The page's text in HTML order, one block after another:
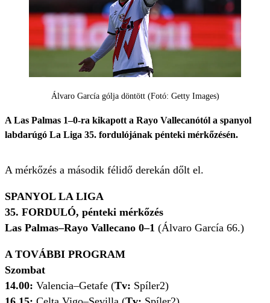
Álvaro García gólja döntött (Fotó: Getty Images)
A Las Palmas 1–0-ra kikapott a Rayo Vallecanótól a spanyol
labdarúgó La Liga 35. fordulójának pénteki mérkőzésén.
A mérkőzés a második félidő derekán dőlt el.
SPANYOL LA LIGA
35. FORDULÓ, pénteki mérkőzés
Las Palmas–Rayo Vallecano 0–1 (Álvaro García 66.)
A TOVÁBBI PROGRAM
Szombat
14.00: Valencia–Getafe (Tv: Spíler2)